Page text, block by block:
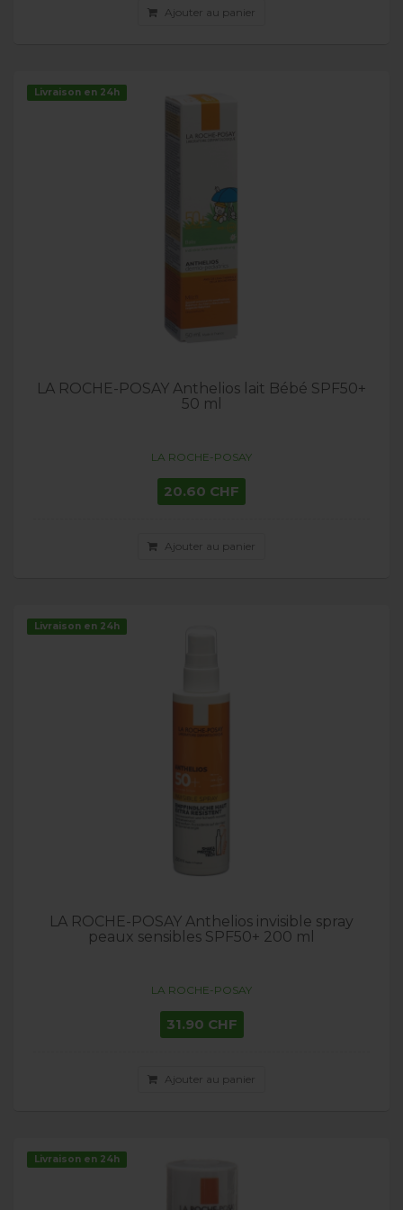
Ajouter au panier
Livraison en 24h
LA ROCHE-POSAY Anthelios lait Bébé SPF50+
50 ml
LA ROCHE-POSAY
20.60 CHF
Ajouter au panier
Livraison en 24h
LA ROCHE-POSAY Anthelios invisible spray
peaux sensibles SPF50+ 200 ml
LA ROCHE-POSAY
31.90 CHF
Ajouter au panier
Livraison en 24h